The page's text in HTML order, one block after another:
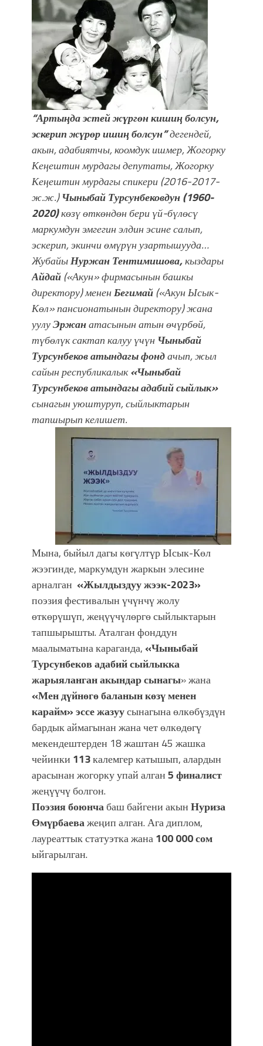
жолугушууга келиңиз! (Дарек. Видео)
“Артыңда эстей жүргөн кишиң болсун,
эскерип жүрөр ишиң болсун”дегендей,
акын, адабиятчы, коомдук ишмер, Жогорку
Кеңештин мурдагы депутаты, Жогорку
Кеңештин мурдагы спикери (2016-2017-
ж.ж.)Чыныбай Турсунбековдун (1960-
2020)көзү өткөндөн бери үй-бүлөсү
маркумдун эмгегин элдин эсине салып,
эскерип, экинчи өмүрүн узартышууда…
ЖубайыНуржан Тентимишова,кыздары
Айдай(«Акун» фирмасынын башкы
директору) мененБегимай(«Акун Ысык-
Көл» пансионатынын директору) жана
уулуЭржанатасынын атын өчүрбөй,
түбөлүк сактап калуу үчүнЧыныбай
Турсунбеков атындагы фондачып, жыл
сайын республикалык«Чыныбай
Турсунбеков атындагы адабий сыйлык»
сынагын уюштуруп, сыйлыктарын
тапшырып келишет.
Мына, быйыл дагы көгүлтүр Ысык-Көл
жээгинде, маркумдун жаркын элесине
арналган «Жылдыздуу жээк-2023»
поэзия фестивалын үчүнчү жолу
өткөрүшүп, жеңүүчүлөргө сыйлыктарын
тапшырышты. Аталган фонддун
маалыматына караганда, «Чыныбай
Турсунбеков адабий сыйлыкка
жарыяланган акындар сынагы» жана
«Мен дүйнөгө баланын көзү менен
карайм»эссе жазуусынагына өлкөбүздүн
бардык аймагынан жана чет өлкөдөгү
мекендештерден 18 жаштан 45 жашка
чейинки 113калемгер катышып, алардын
арасынан жогорку упай алган5 финалист
жеңүүчү болгон.
Поэзия боюнчабаш байгени акынНуриза
Өмүрбаеважеңип алган. Ага диплом,
лауреаттык статуэтка жана100 000 сом
ыйгарылган.